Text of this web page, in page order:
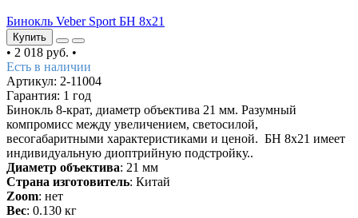
Бинокль Veber Sport БН 8х21
Купить
• 2 018 руб. •
Есть в наличии
Артикул: 2-11004
Гарантия: 1 год
Бинокль 8-крат, диаметр объектива 21 мм. Разумный
компромисс между увеличением, светосилой,
весогабаритными характеристиками и ценой. БН 8x21 имеет
индивидуальную диоптрийную подстройку..
Диаметр объектива: 21 мм
Страна изготовитель: Китай
Zoom: нет
Вес: 0.130 кг